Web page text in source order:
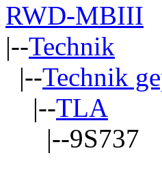
RWD-MBIII
|--Technik
|--Technik
|--TLA
|--9S737